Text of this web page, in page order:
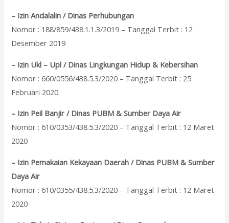
– Izin Andalalin / Dinas Perhubungan
Nomor : 188/859/438.1.1.3/2019 – Tanggal Terbit : 12
Desember 2019
– Izin Ukl – Upl / Dinas Lingkungan Hidup & Kebersihan
Nomor : 660/0556/438.5.3/2020 – Tanggal Terbit : 25
Februari 2020
– Izin Peil Banjir / Dinas PUBM & Sumber Daya Air
Nomor : 610/0353/438.5.3/2020 – Tanggal Terbit : 12 Maret
2020
– Izin Pemakaian Kekayaan Daerah / Dinas PUBM & Sumber
Daya Air
Nomor : 610/0355/438.5.3/2020 – Tanggal Terbit : 12 Maret
2020